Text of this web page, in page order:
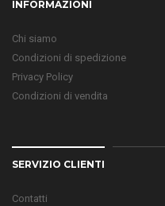
INFORMAZIONI
Chi siamo
Condizioni di spedizione
Privacy Policy
Condizioni di vendita
SERVIZIO CLIENTI
Contatti